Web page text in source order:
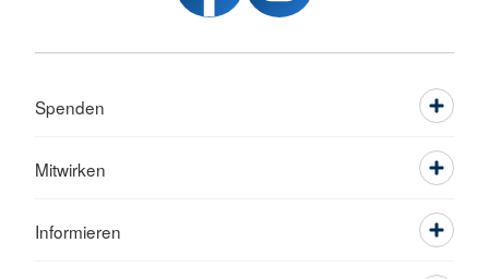
Spenden
Mitwirken
Informieren